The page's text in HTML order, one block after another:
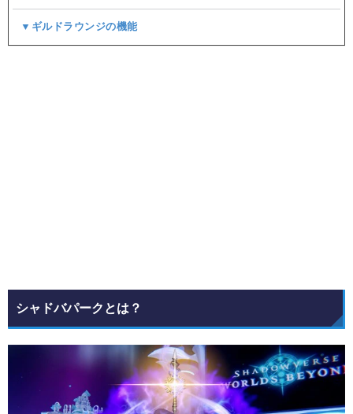
▼ギルドラウンジの機能
シャドバパークとは？